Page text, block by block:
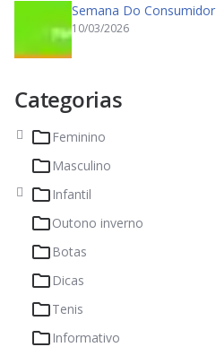
Semana Do Consumidor
10/03/2026
Categorias
Feminino
Masculino
Infantil
Outono inverno
Botas
Dicas
Tenis
Informativo